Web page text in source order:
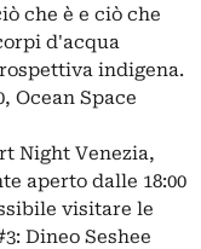
che è e ciò che
d'acqua
indigena.
Ocean Space
Night Venezia,
aperto dalle 18:00
visitare le
Dineo Seshee